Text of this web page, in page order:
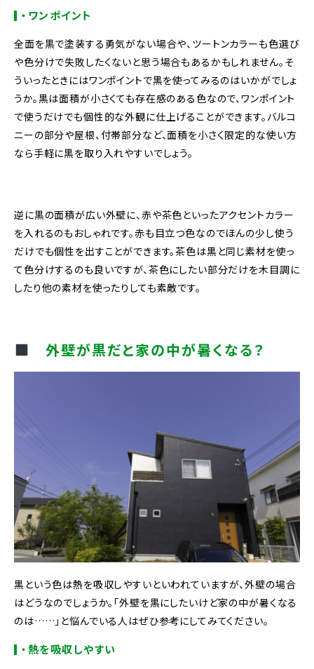
・ワンポイント
全面を黒で塗装する勇気がない場合や、ツートンカラーも色選び
や色分けで失敗したくないと思う場合もあるかもしれません。そ
ういったときにはワンポイントで黒を使ってみるのはいかがでしょ
うか。黒は面積が小さくても存在感のある色なので、ワンポイント
で使うだけでも個性的な外観に仕上げることができます。バルコ
ニーの部分や屋根、付帯部分など、面積を小さく限定的な使い方
なら手軽に黒を取り入れやすいでしょう。
逆に黒の面積が広い外壁に、赤や茶色といったアクセントカラー
を入れるのもおしゃれです。赤も目立つ色なのでほんの少し使う
だけでも個性を出すことができます。茶色は黒と同じ素材を使っ
て色分けするのも良いですが、茶色にしたい部分だけを木目調に
したり他の素材を使ったりしても素敵です。
外壁が黒だと家の中が暑くなる？
黒という色は熱を吸収しやすいといわれていますが、外壁の場合
はどうなのでしょうか。「外壁を黒にしたいけど家の中が暑くなる
のは……」と悩んでいる人はぜひ参考にしてみてください。
・熱を吸収しやすい